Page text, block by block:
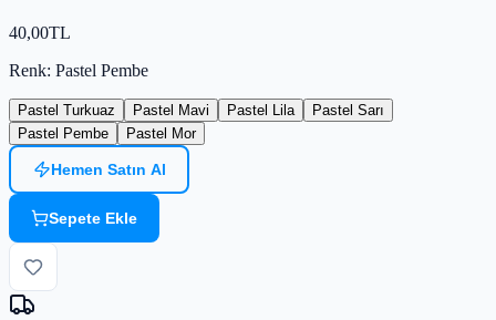
40,00TL
Renk: Pastel Pembe
Pastel Turkuaz Pastel Mavi Pastel Lila
Pastel Sarı
Pastel Pembe
Pastel Mor
Hemen Satın Al
Sepete Ekle